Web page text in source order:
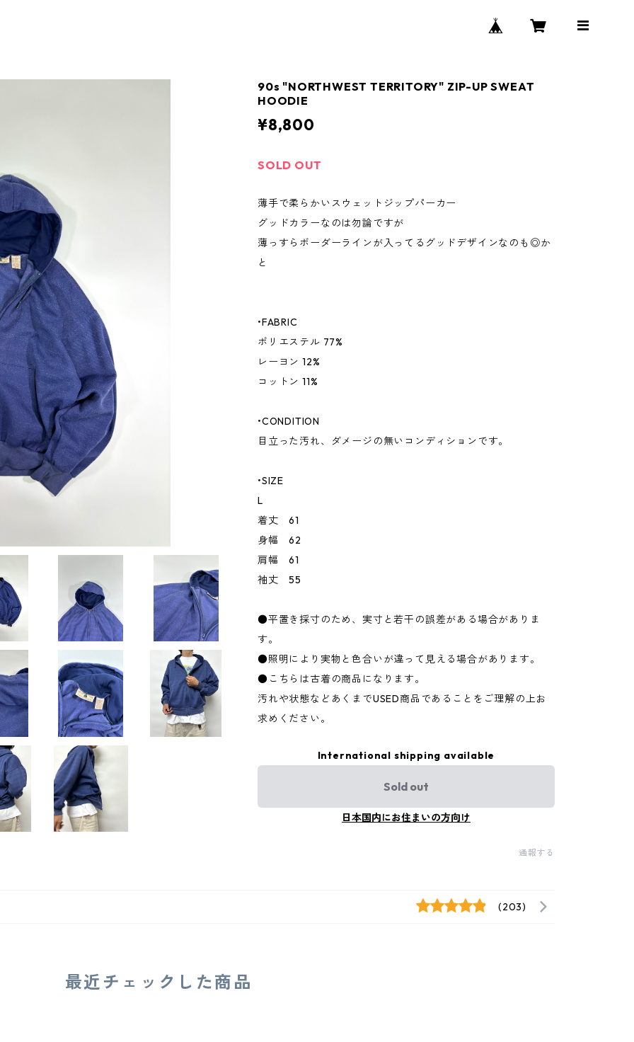
90s "NORTHWEST TERRITORY" ZIP-UP SWEAT
HOODIE
¥8,800
SOLD OUT
薄手で柔らかいスウェットジップパーカー
グッドカラーなのは勿論ですが
薄っすらボーダーラインが入ってるグッドデザインなのも◎か
と
•FABRIC
ポリエステル 77%
レーヨン 12%
コットン 11%
•CONDITION
目立った汚れ、ダメージの無いコンディションです。
•SIZE
L
着丈 61
身幅 62
肩幅 61
袖丈 55
●平置き採寸のため、実寸と若干の誤差がある場合がありま
す。
●照明により実物と色合いが違って見える場合があります。
●こちらは古着の商品になります。
汚れや状態などあくまでUSED商品であることをご理解の上お
求めください。
International shipping available
Sold out
日本国内にお住まいの方向け
通報する
(203)
最近チェックした商品